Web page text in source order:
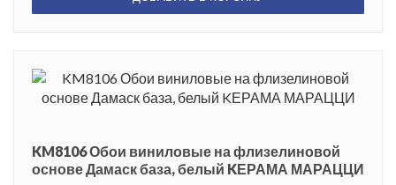
KM8106 Обои виниловые на флизелиновой
основе Дамаск база, белый KЕРАМА МАРАЦЦИ